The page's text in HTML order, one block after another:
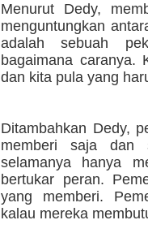
Menurut Dedy,
menguntungkan
adalah sebuah
bagaimana caranya.
dan kita pula yang
Ditambahkan Dedy,
memberi saja dan
selamanya hanya
bertukar peran.
yang memberi.
kalau mereka